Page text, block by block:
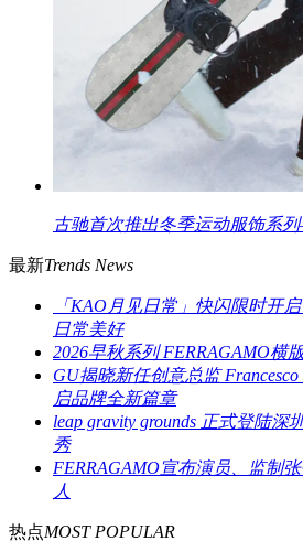
古驰首次推出冬季运动服饰系
最新Trends News
「KAO月见日常」快闪限时开
日常美好
2026早秋系列 FERRAGAMO横
GU揭晓新任创意总监 Francesco
启品牌全新篇章
leap gravity grounds 正式登陆
秀
FERRAGAMO宣布演员、监制
人
热点MOST POPULAR